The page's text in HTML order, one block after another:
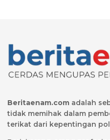
Beritaenam.com adalah
tidak memihak dalam
terikat dari kepentingan